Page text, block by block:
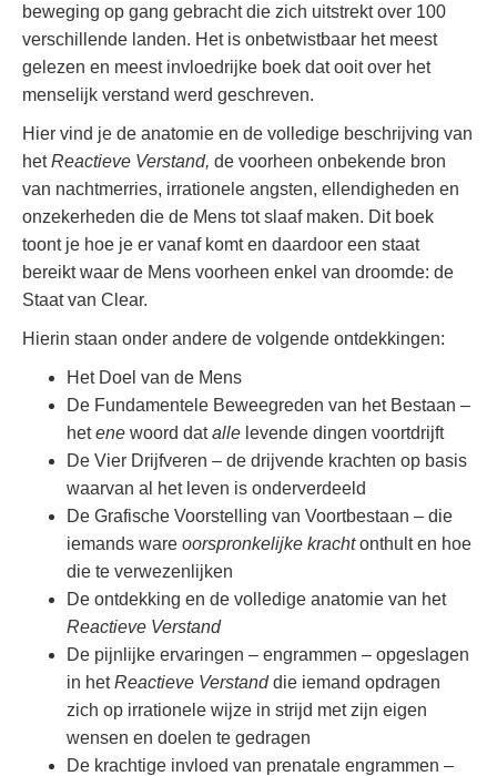
beweging op gang gebracht die zich uitstrekt over 100
verschillende landen. Het is onbetwistbaar het meest
gelezen en meest invloedrijke boek dat ooit over het
menselijk verstand werd geschreven.
Hier vind je de anatomie en de volledige beschrijving van
hetReactieve Verstand, de voorheen onbekende bron
van nachtmerries, irrationele angsten, ellendigheden en
onzekerheden die de Mens tot slaaf maken. Dit boek
toont je hoe je er vanaf komt en daardoor een staat
bereikt waar de Mens voorheen enkel van droomde: de
Staat van Clear.
Hierin staan onder andere de volgende ontdekkingen:
Het Doel van de Mens
De Fundamentele Beweegreden van het Bestaan –
hetene woord datalle levende dingen voortdrijft
De Vier Drijfveren – de drijvende krachten op basis
waarvan al het leven is onderverdeeld
De Grafische Voorstelling van Voortbestaan – die
iemands ware oorspronkelijke krachtonthult en hoe
die te verwezenlijken
De ontdekking en de volledige anatomie van het
Reactieve Verstand
De pijnlijke ervaringen – engrammen – opgeslagen
in hetReactieve Verstanddie iemand opdragen
zich op irrationele wijze in strijd met zijn eigen
wensen en doelen te gedragen
De krachtige invloed van prenatale engrammen –